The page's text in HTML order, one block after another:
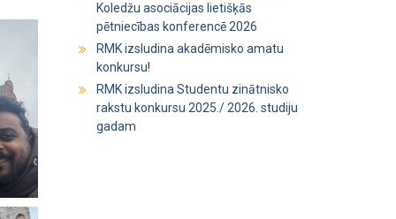
Koledžu asociācijas lietišķās
pētniecības konferencē 2026
RMK izsludina akadēmisko amatu
konkursu!
RMK izsludina Studentu zinātnisko
rakstu konkursu 2025./ 2026. studiju
gadam